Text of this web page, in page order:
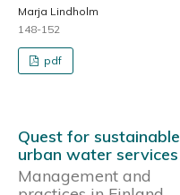
Marja Lindholm
148-152
pdf
Quest for sustainable
urban water services
Management and